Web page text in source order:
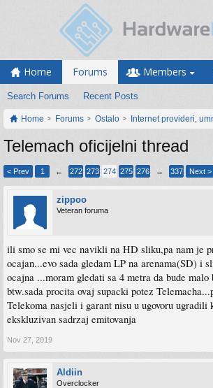
Home Forums
Search Forums Recent Posts
Members
Home Forums Ostalo Internet provideri,
Telemach oficijelni thread
< Prev 1 ← 272 273 274 275 276 → 337 Next >
zippoo
Veteran foruma
ili smo se mi vec navikli na HD sliku,pa nam je
ocajan...evo sada gledam LP na arenama(SD) i
ocajna ...moram gledati sa 4 metra da bude malo
btw.sada procita ovaj supacki potez
Telekoma nasjeli i garant nisu u ugovoru ugradili
ekskluzivan sadrzaj emitovanja
Nov 27, 2019
Aldiin
Overclocker